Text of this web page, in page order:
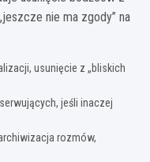
nie ma zgody” na
usunięcie z „bliskich
jeśli inaczej
rozmów,